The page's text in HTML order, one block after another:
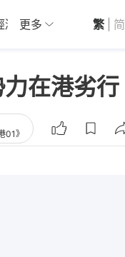
01深圳 觀點
更多 繁 简
在港劣行
01》